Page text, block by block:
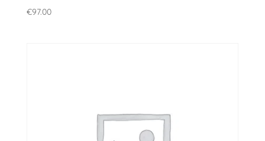
€97.00